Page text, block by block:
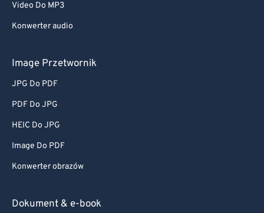
Video Do MP3
Konwerter audio
Image Przetwornik
JPG Do PDF
PDF Do JPG
HEIC Do JPG
Image Do PDF
Konwerter obrazów
Dokument & e-book